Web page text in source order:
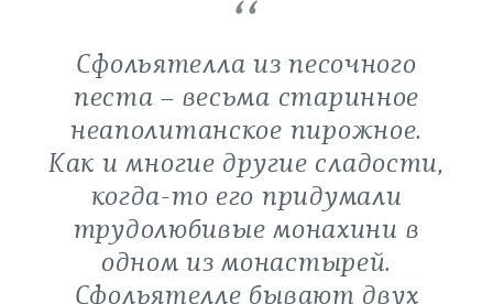
Сфольятелла из песочного
песта – весьма старинное
неаполитанское пирожное.
Как и многие другие сладости,
когда-то его придумали
трудолюбивые монахини в
одном из монастырей.
Сфольятелле бывают двух